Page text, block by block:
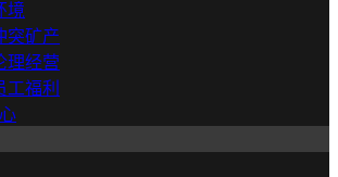
境
突矿产
理经营
工福利